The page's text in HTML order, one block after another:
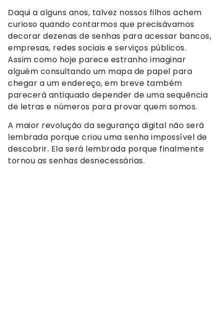
Daqui a alguns anos, talvez nossos filhos achem
curioso quando contarmos que precisávamos
decorar dezenas de senhas para acessar bancos,
empresas, redes sociais e serviços públicos.
Assim como hoje parece estranho imaginar
alguém consultando um mapa de papel para
chegar a um endereço, em breve também
parecerá antiquado depender de uma sequência
de letras e números para provar quem somos.
A maior revolução da segurança digital não será
lembrada porque criou uma senha impossível de
descobrir. Ela será lembrada porque finalmente
tornou as senhas desnecessárias.